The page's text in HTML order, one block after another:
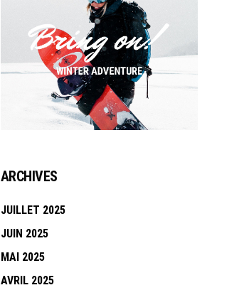
ARCHIVES
JUILLET 2025
JUIN 2025
MAI 2025
AVRIL 2025